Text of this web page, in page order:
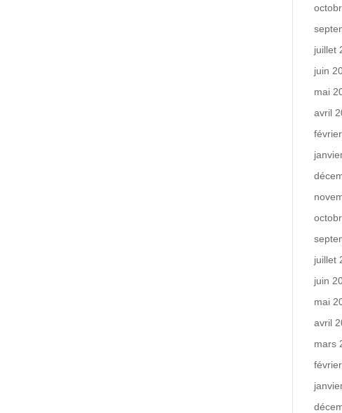
juillet
juin
mai
avril
juillet
juin
mai
avril
mars